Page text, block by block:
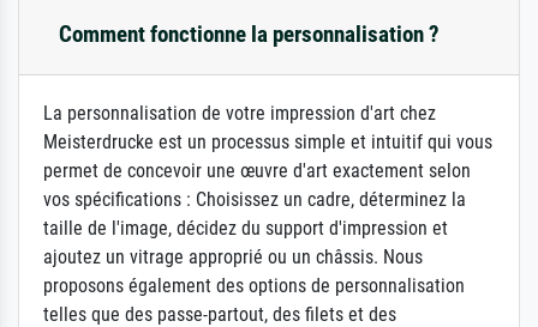
Comment fonctionne la personnalisation ?
La personnalisation de votre impression d'art chez
Meisterdrucke est un processus simple et intuitif qui vous
permet de concevoir une œuvre d'art exactement selon
vos spécifications : Choisissez un cadre, déterminez la
taille de l'image, décidez du support d'impression et
ajoutez un vitrage approprié ou un châssis. Nous
proposons également des options de personnalisation
telles que des passe-partout, des filets et des